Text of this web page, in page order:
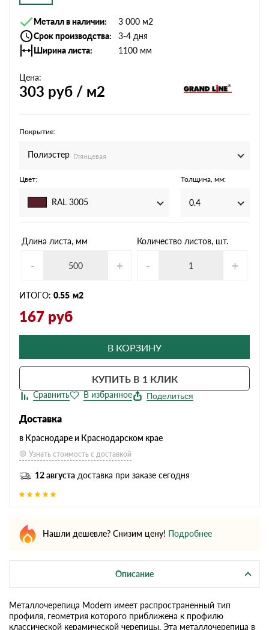
Металл в наличии
3 000 м2
Срок производства
3-4 дня
Ширина листа
1100 мм
Цена:
303 руб / м2
Покрытие:
Полиэстер Глянцевая
Цвет:
RAL 3005
Толщина, мм:
0.4
Длина листа, мм
- +
Количество листов, шт.
- +
ИТОГО: 0.55 м2
167 руб
В КОРЗИНУ
КУПИТЬ В 1 КЛИК
Поделиться
Доставка
в Краснодаре и Краснодарском крае
Узнать стоимость с доставкой
12 августа доставка при заказе сегодня
Нашли дешевле? Снизим цену! Подробнее
Описание
Металлочерепица Modern имеет распространенный тип
профиля, геометрия которого приближена к профилю
классической керамической черепицы. Эта металлочерепица в